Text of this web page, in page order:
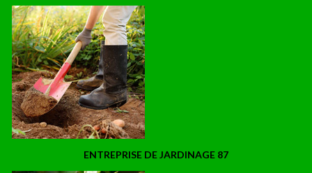
ENTREPRISE DE JARDINAGE 87